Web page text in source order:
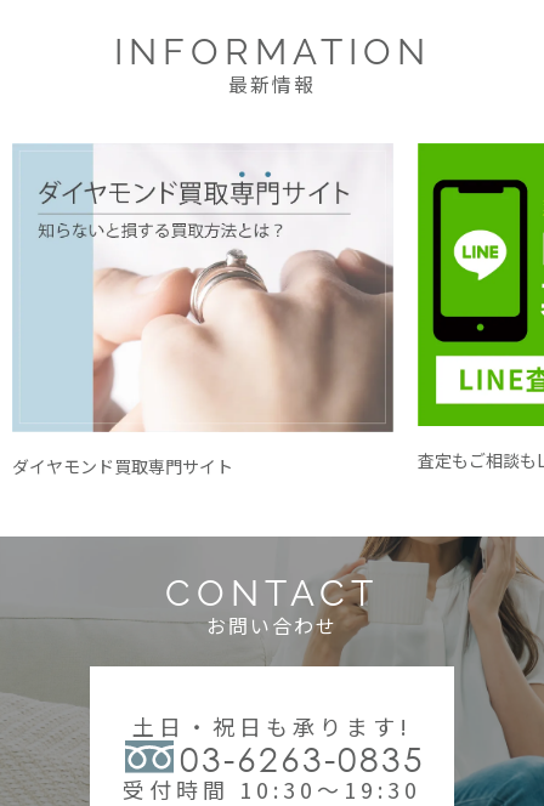
INFORMATION
最新情報
ダイヤモンド買取専門サイト 査定もご相談も
CONTACT
お問い合わせ
土日・祝日も承ります!
03-6263-0835
受付時間 10:30～19:30